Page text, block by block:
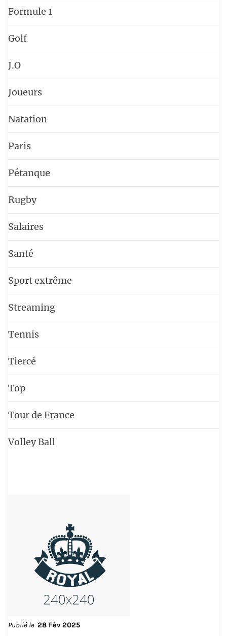
Formule 1
Golf
J.O
Joueurs
Natation
Paris
Pétanque
Rugby
Salaires
Santé
Sport extrême
Streaming
Tennis
Tiercé
Top
Tour de France
Volley Ball
Publié le 28 Fév 2025